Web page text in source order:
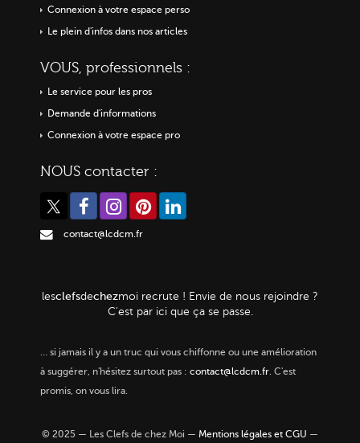
Connexion à votre espace perso
Le plein d'infos dans nos articles
VOUS, professionnels :
Le service pour les pros
Demande d'informations
Connexion à votre espace pro
NOUS contacter :
contact@lcdcm.fr
lesclefsdechezmoi recrute ! Envie de nous rejoindre ?
C'est par ici que ça se passe.
… si jamais il y a un truc qui vous chiffonne ou une amélioration
à suggérer, n'hésitez surtout pas : contact@lcdcm.fr. C'est
promis, on vous lira.
© 2025 — Les Clefs de chez Moi — Mentions légales et CGU —